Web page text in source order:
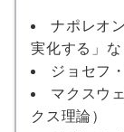
ナポレオ
実化する」な
ジョセフ
マクスウ
クス理論）